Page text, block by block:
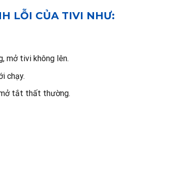
LỖI CỦA TIVI NHƯ:
mở tivi không lên.
chạy.
tắt thất thường.